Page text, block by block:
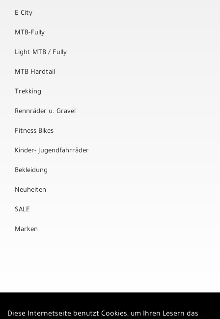
E-City
MTB-Fully
Light MTB / Fully
MTB-Hardtail
Trekking
Rennräder u. Gravel
Fitness-Bikes
Kinder- Jugendfahrräder
Bekleidung
Neuheiten
SALE
Marken
Diese Internetseite benutzt Cookies, um Ihren Lesern das